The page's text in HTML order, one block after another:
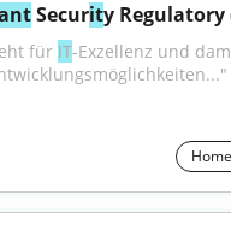
Security Regulatory
für IT-Exzellenz und